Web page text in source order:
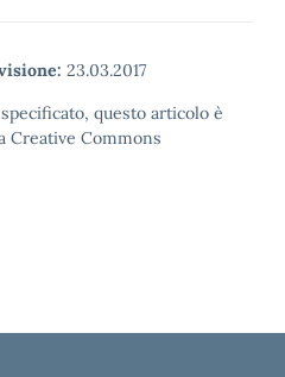
23.03.2017
questo articolo è
Creative Commons